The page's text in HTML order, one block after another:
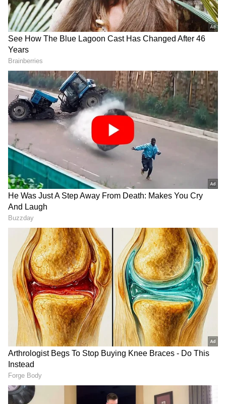
ಸಮಗ್ರ ಸುದ್ದಿ ಮೂಲವನ್ನಾಗಿ asianet suvarna news ಅನ್ನು
ಆಯ್ಕೆ ಮಾಡಿಕೊಳ್ಳಿ
2
ನಾಲ್ಕು ವರ್ಷದ ತರುವಾಯ ಉದ್ಘಾಟನೆಗೆ ಸಾಕಾನೆ ಶಿಬಿರ
ಸಜ್ಜಾಗಿದೆ. ಕೆ ಗುಡಿ ಹುಲಿ ಸಂರಕ್ಷಿತಾರಣ್ಯದ ಕೋರ್
ವಲಯದಲ್ಲಿದೆ. ಈ ಹಿನ್ನಲೆ ಅದನ್ನು ಹೊರಭಾಗಕ್ಕೆ ಶಿಪ್ಟ್
ಮಾಡುವಂತೆ ಒತ್ತಾಯ ಕೇಳಿಬಂದಿತ್ತು. ಇದೀಗಾ
ಚಾಮರಾಜನಗರ ಜಿಲ್ಲೆಯಲ್ಲಿ ಎರಡನೇ ಸಾಕಾನೆ ಶಿಬಿರ
ಬೂದಿಪಡಗದಲ್ಲಿ ನಿರ್ಮಾಣವಾಗ್ತಿದೆ. ದುಬಾರೆ ಮಾದರಿಯಂತೆ